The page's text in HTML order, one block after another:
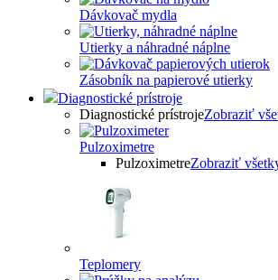
Dávkovač mydla
Utierky a náhradné náplne
Zásobník na papierové utierky
Diagnostické prístroje
Diagnostické prístrojeZobraziť
Pulzoximetre
PulzoximetreZobraziť
Teplomery